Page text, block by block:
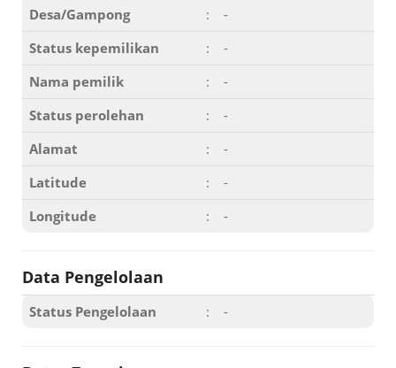
Desa/Gampong
:
-
Status kepemilikan
:
-
Nama pemilik
:
-
Status perolehan
:
-
Alamat
:
-
Latitude
:
-
Longitude
: -
Data Pengelolaan
Status Pengelolaan : -